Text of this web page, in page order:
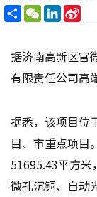
分
享
WeChatLinkedIn
据济南高新区官
有限责任公司高
据悉，该项目位
目、市重点项目
51695.43平方米
微孔沉铜、自动